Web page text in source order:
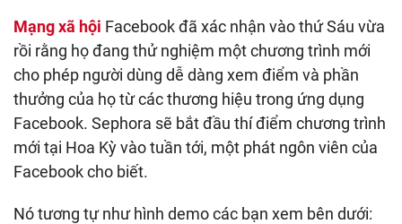
tài
khoản
khách
hàng
thân
để
kiếm
Mạng xã hội Facebook đã xác nhận vào thứ Sáu vừa
rồi rằng họ đang thử nghiệm một chương trình mới
cho phép người dùng dễ dàng xem điểm và phần
thưởng của họ từ các thương hiệu trong ứng dụng
Facebook. Sephora sẽ bắt đầu thí điểm chương trình
mới tại Hoa Kỳ vào tuần tới, một phát ngôn viên của
Facebook cho biết.
Nó tương tự như hình demo các bạn xem bên dưới: